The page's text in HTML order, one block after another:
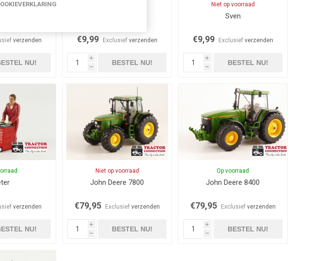
verzenden
NU!
€9,99 Exclusief verzenden
i
h
BESTEL NU!
Niet op voorraad
Sven
€9,99 Exclusief verzenden
i
h
BESTEL NU!
verzenden
NU!
Niet op voorraad
John Deere 7800
€79,95 Exclusief verzenden
i
h
BESTEL NU!
Op voorraad
John Deere 8400
€79,95 Exclusief verzenden
i
h
BESTEL NU!